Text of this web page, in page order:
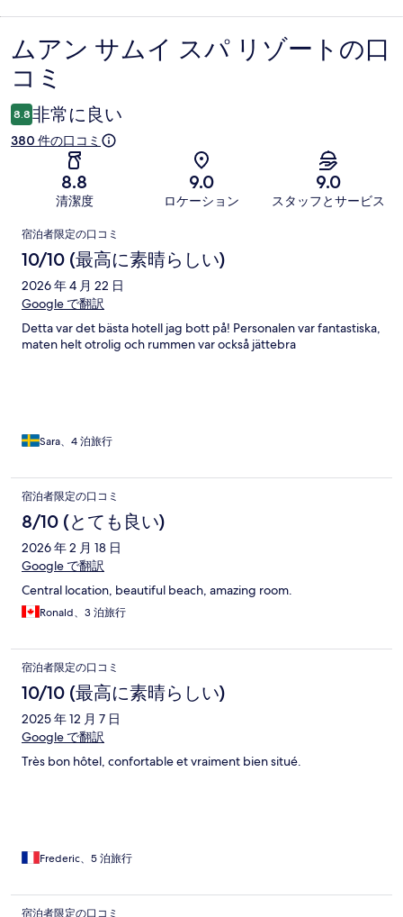
口
コ
ミ
ムアン サムイ スパ リゾートの口
コミ
8.8 非常に良い
380 件の口コミ
8.8
清潔度
9.0
ロケーション
9.0
スタッフとサービス
口
コ
ミ
宿泊者限定の口コミ
10/10 (最高に素晴らしい)
2026 年 4 月 22 日
Google で翻訳
Detta var det bästa hotell jag bott på! Personalen var fantastiska,
maten helt otrolig och rummen var också jättebra
Sara、4 泊旅行
宿泊者限定の口コミ
8/10 (とても良い)
2026 年 2 月 18 日
Google で翻訳
Central location, beautiful beach, amazing room.
Ronald、3 泊旅行
宿泊者限定の口コミ
10/10 (最高に素晴らしい)
2025 年 12 月 7 日
Google で翻訳
Très bon hôtel, confortable et vraiment bien situé.
Frederic、5 泊旅行
宿泊者限定の口コミ